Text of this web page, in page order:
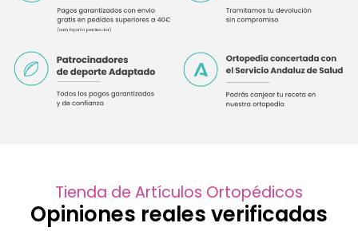
Tienda de Artículos Ortopédicos
Opiniones reales verificadas